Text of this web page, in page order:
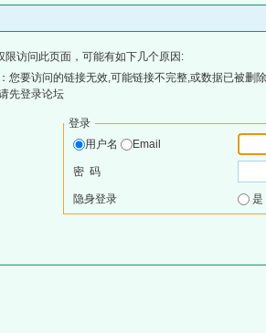
限访问此页面，可能有如下几个原因:
您要访问的链接无效,可能链接不完整,或数据已被删
先登录论坛
登录
用户名
Email
密 码
隐身登录